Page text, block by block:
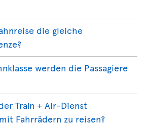
die gleiche
werden die Passagiere
Train + Air-Dienst
Fahrrädern zu reisen?